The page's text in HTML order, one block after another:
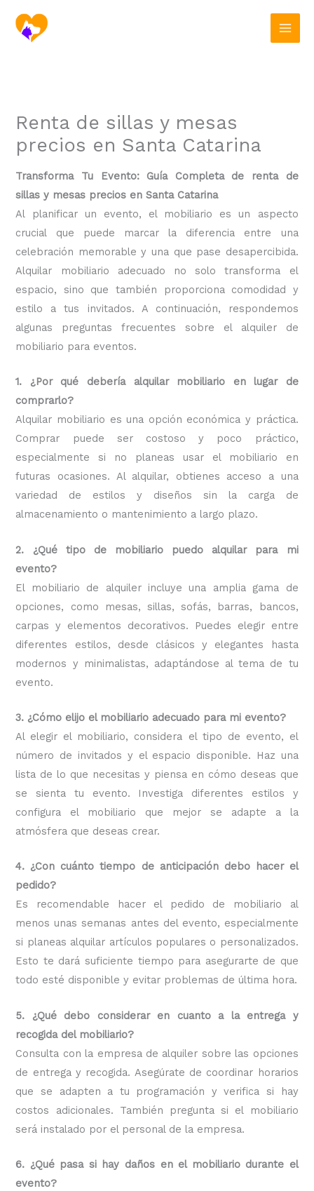
contenido
Renta de sillas y mesas
precios en Santa Catarina
Transforma Tu Evento: Guía Completa de renta de
sillas y mesas precios en Santa Catarina
Al planificar un evento, el mobiliario es un aspecto
crucial que puede marcar la diferencia entre una
celebración memorable y una que pase desapercibida.
Alquilar mobiliario adecuado no solo transforma el
espacio, sino que también proporciona comodidad y
estilo a tus invitados. A continuación, respondemos
algunas preguntas frecuentes sobre el alquiler de
mobiliario para eventos.
1. ¿Por qué debería alquilar mobiliario en lugar de
comprarlo?
Alquilar mobiliario es una opción económica y práctica.
Comprar puede ser costoso y poco práctico,
especialmente si no planeas usar el mobiliario en
futuras ocasiones. Al alquilar, obtienes acceso a una
variedad de estilos y diseños sin la carga de
almacenamiento o mantenimiento a largo plazo.
2. ¿Qué tipo de mobiliario puedo alquilar para mi
evento?
El mobiliario de alquiler incluye una amplia gama de
opciones, como mesas, sillas, sofás, barras, bancos,
carpas y elementos decorativos. Puedes elegir entre
diferentes estilos, desde clásicos y elegantes hasta
modernos y minimalistas, adaptándose al tema de tu
evento.
3. ¿Cómo elijo el mobiliario adecuado para mi evento?
Al elegir el mobiliario, considera el tipo de evento, el
número de invitados y el espacio disponible. Haz una
lista de lo que necesitas y piensa en cómo deseas que
se sienta tu evento. Investiga diferentes estilos y
configura el mobiliario que mejor se adapte a la
atmósfera que deseas crear.
4. ¿Con cuánto tiempo de anticipación debo hacer el
pedido?
Es recomendable hacer el pedido de mobiliario al
menos unas semanas antes del evento, especialmente
si planeas alquilar artículos populares o personalizados.
Esto te dará suficiente tiempo para asegurarte de que
todo esté disponible y evitar problemas de última hora.
5. ¿Qué debo considerar en cuanto a la entrega y
recogida del mobiliario?
Consulta con la empresa de alquiler sobre las opciones
de entrega y recogida. Asegúrate de coordinar horarios
que se adapten a tu programación y verifica si hay
costos adicionales. También pregunta si el mobiliario
será instalado por el personal de la empresa.
6. ¿Qué pasa si hay daños en el mobiliario durante el
evento?